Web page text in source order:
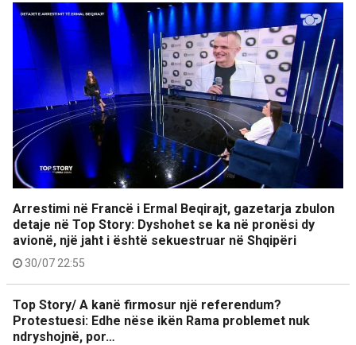
Arrestimi në Francë i Ermal Beqirajt, gazetarja zbulon
detaje në Top Story: Dyshohet se ka në pronësi dy
avionë, një jaht i është sekuestruar në Shqipëri
30/07 22:55
Top Story/ A kanë firmosur një referendum?
Protestuesi: Edhe nëse ikën Rama problemet nuk
ndryshojnë, por…